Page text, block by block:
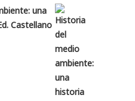
una
Castellano